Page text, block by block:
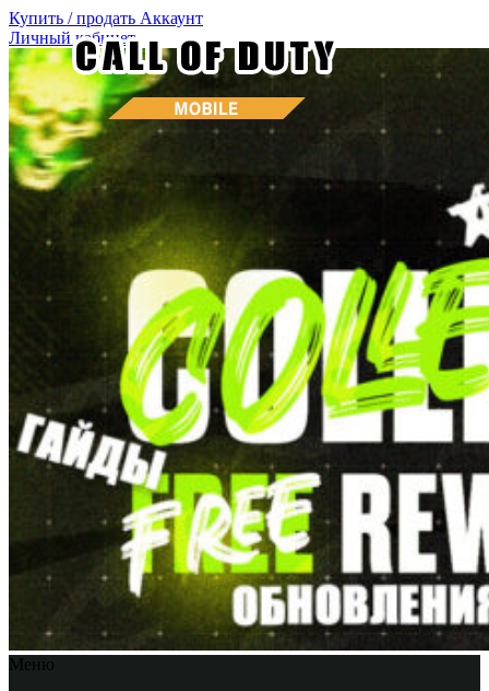
Купить / продать Аккаунт
Личный кабинет
Меню